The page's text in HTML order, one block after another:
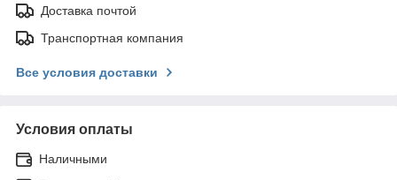
Доставка почтой
Транспортная компания
Все условия доставки
Условия оплаты
Наличными